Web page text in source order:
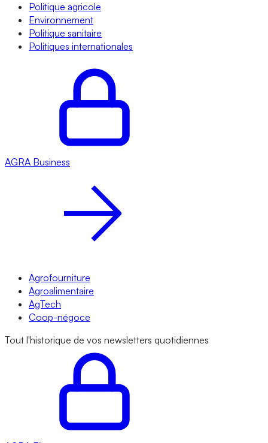
Politique agricole
Environnement
Politique sanitaire
Politiques internationales
AGRA Business
Agrofourniture
Agroalimentaire
AgTech
Coop-négoce
Tout l'historique de vos newsletters quotidiennes